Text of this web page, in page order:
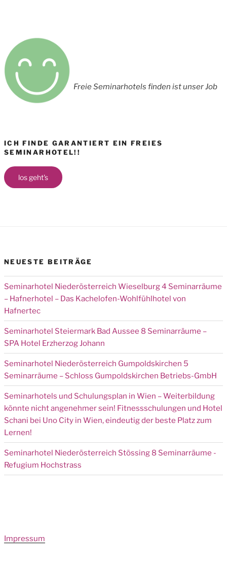
Freie Seminarhotels finden ist unser Job
ICH FINDE GARANTIERT EIN FREIES
SEMINARHOTEL!!
los geht's
NEUESTE BEITRÄGE
Seminarhotel Niederösterreich Wieselburg 4 Seminarräume
– Hafnerhotel – Das Kachelofen-Wohlfühlhotel von
Hafnertec
Seminarhotel Steiermark Bad Aussee 8 Seminarräume –
SPA Hotel Erzherzog Johann
Seminarhotel Niederösterreich Gumpoldskirchen 5
Seminarräume – Schloss Gumpoldskirchen Betriebs-GmbH
Seminarhotels und Schulungsplan in Wien – Weiterbildung
könnte nicht angenehmer sein! Fitnessschulungen und Hotel
Schani bei Uno City in Wien, eindeutig der beste Platz zum
Lernen!
Seminarhotel Niederösterreich Stössing 8 Seminarräume -
Refugium Hochstrass
Impressum